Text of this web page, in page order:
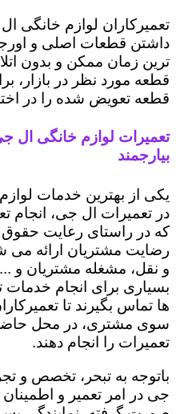
تعمیرکاران لوازم خانگی ال
داشتن قطعات اصلی و
ترین زمان ممکن و بدون
قطعه مورد نظر در بازار،
قطعه تعویض شده را در
تعمیرات لوازم خانگی ال
بیارجمند
یکی از بهترین خدمات
در تعمیرات ال جی،
که در راستای رعایت
رضایت مشتریان ارائه
و نقل، مشغله مشتریان و
بسیاری برای انجام خدمات
ها تماس بگیرند تا
سوی مشتری، در محل
تعمیرات را انجام دهند.
باتوجه به تبحر، تخصص و
جی در امر تعمیر و